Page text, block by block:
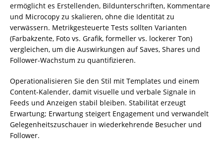
ermöglicht es Erstellenden, Bildunterschriften, Kommentare
und Microcopy zu skalieren, ohne die Identität zu
verwässern. Metrikgesteuerte Tests sollten Varianten
(Farbakzente, Foto vs. Grafik, formeller vs. lockerer Ton)
vergleichen, um die Auswirkungen auf Saves, Shares und
Follower-Wachstum zu quantifizieren.
Operationalisieren Sie den Stil mit Templates und einem
Content-Kalender, damit visuelle und verbale Signale in
Feeds und Anzeigen stabil bleiben. Stabilität erzeugt
Erwartung; Erwartung steigert Engagement und verwandelt
Gelegenheitszuschauer in wiederkehrende Besucher und
Follower.